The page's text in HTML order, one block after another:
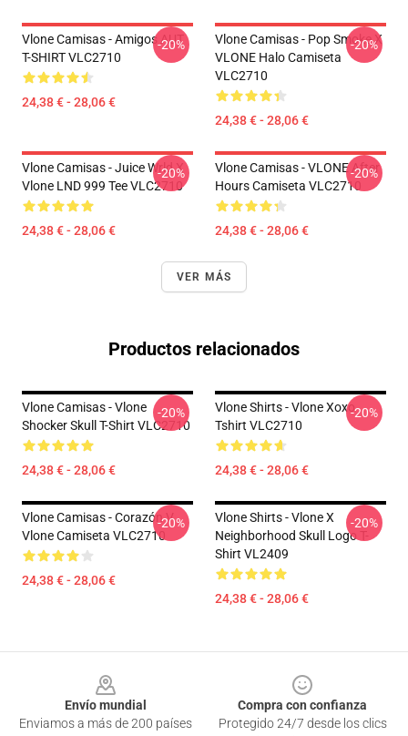
Vlone Camisas - Amigos AUT
T-SHIRT VLC2710
24,38 € - 28,06 €
-20%
Vlone Camisas - Pop Smoke X
VLONE Halo Camiseta
VLC2710
24,38 € - 28,06 €
-20%
Vlone Camisas - Juice Wrld X
Vlone LND 999 Tee VLC2710
24,38 € - 28,06 €
-20%
Vlone Camisas - VLONE After
Hours Camiseta VLC2710
24,38 € - 28,06 €
-20%
VER MÁS
Productos relacionados
Vlone Camisas - Vlone
Shocker Skull T-Shirt VLC2710
24,38 € - 28,06 €
-20%
Vlone Shirts - Vlone Xoxo
Tshirt VLC2710
24,38 € - 28,06 €
-20%
Vlone Camisas - Corazón V
Vlone Camiseta VLC2710
24,38 € - 28,06 €
-20%
Vlone Shirts - Vlone X
Neighborhood Skull Logo T-
Shirt VL2409
24,38 € - 28,06 €
-20%
Envío mundial
Enviamos a más de 200 países
Compra con confianza
Protegido 24/7 desde los clics